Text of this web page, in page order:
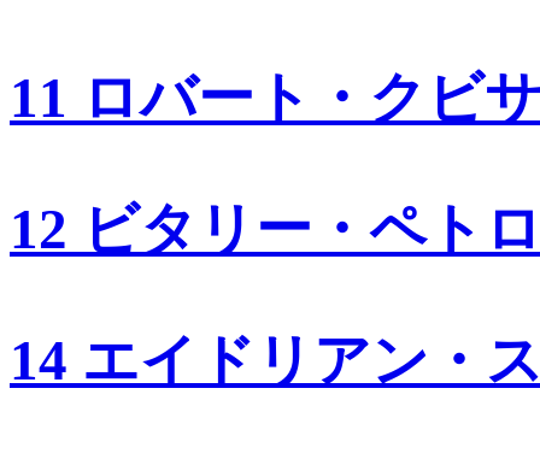
11 ロバート・クビ
12 ビタリー・ペト
14 エイドリアン・